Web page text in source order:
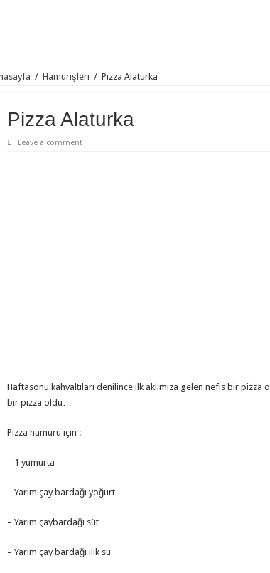
/ Hamurişleri / Pizza Alaturka
Pizza Alaturka
Leave a comment
Haftasonu kahvaltıları denilince ilk aklımıza gelen nefis bir
bir pizza oldu…
Pizza hamuru için :
– 1 yumurta
– Yarım çay bardağı yoğurt
– Yarım çaybardağı süt
– Yarım çay bardağı ılık su